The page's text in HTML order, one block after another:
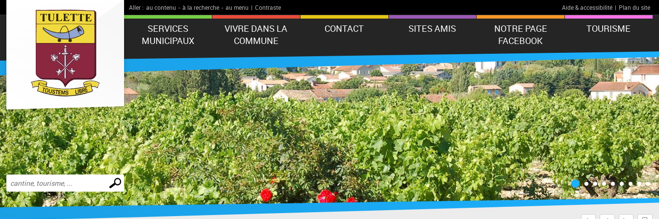
Aller : au contenu - à la recherche - au menu | Contraste Aide & accessibilité | Plan du site
SERVICES
MUNICIPAUX
VIVRE DANS LA
COMMUNE
CONTACT SITES AMIS
NOTRE PAGE
FACEBOOK
TOURISME
Effectuer
une
recherche